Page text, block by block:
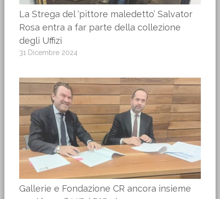
La Strega del ‘pittore maledetto’ Salvator
Rosa entra a far parte della collezione
degli Uffizi
31 Dicembre 2024
Gallerie e Fondazione CR ancora insieme